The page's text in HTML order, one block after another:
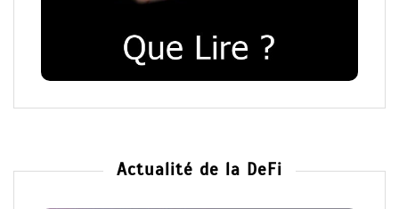
Actualité de la DeFi